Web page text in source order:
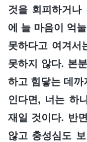
것을 회피하거
에 늘 마음이 억
못하다고 여겨
못하지 않다. 본
하고 힘닿는 데
인다면, 너는 하
재일 것이다. 반
않고 충성심도